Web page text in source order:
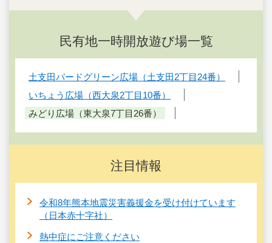
民有地一時開放遊び場一覧
土支田バードグリーン広場（土支田2丁目24番）
いちょう広場（西大泉2丁目10番）
みどり広場（東大泉7丁目26番）
注目情報
令和8年熊本地震災害義援金を受け付けています
（日本赤十字社）
熱中症にご注意ください